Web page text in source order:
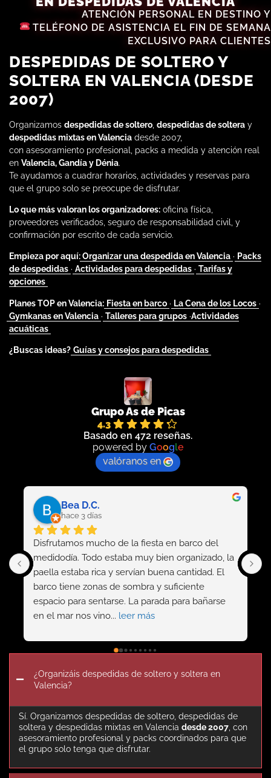
ATENCIÓN PERSONAL EN DESTINO Y
TELÉFONO DE ASISTENCIA EL FIN DE SEMANA
EXCLUSIVO PARA CLIENTES
DESPEDIDAS DE SOLTERO Y
SOLTERA EN VALENCIA (DESDE
2007)
Organizamos despedidas de soltero despedidas de soltera y
despedidas mixtas en Valencia desde 2007,
con asesoramiento profesional, packs a medida y atención real
en Valencia, Gandía y Dénia.
Te ayudamos a cuadrar horarios, actividades y reservas para
que el grupo solo se preocupe de disfrutar.
Lo que más valoran los organizadores: oficina física,
proveedores verificados, seguro de responsabilidad civil, y
confirmación por escrito de cada servicio.
Empieza por aquí:Organizar una despedida en Valencia · Packs
de despedidas · Actividades para despedidas · Tarifas y
opciones
Planes TOP en Valencia: Fiesta en barco · La Cena de los Locos ·
Gymkanas en Valencia · Talleres para grupos ·Actividades
acuáticas
¿Buscas ideas? Guías y consejos para despedidas
Grupo As de Picas
4.3
Basado en 472 reseñas.
powered by Google
valóranos en
la
El
Alba Nic
hace 5 días
Contratamos una gymkana de juegos, la hicimos
con Sergi de Surfing Denia y acierto total! Ha
sido muy divertido y nos ha animado mucho!!!
Gracias por todo Sergi!
¿Organizáis despedidas de soltero y soltera en
Valencia?
Sí. Organizamos despedidas de soltero, despedidas de
soltera y despedidas mixtas en Valencia desde 2007, con
asesoramiento profesional y packs coordinados para que
el grupo solo tenga que disfrutar.